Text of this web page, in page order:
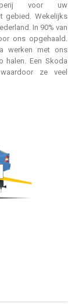
voor uw
gebied. Wekelijks
In 90% van
ons opgehaald.
werken met ons
halen. Een Skoda
ze veel